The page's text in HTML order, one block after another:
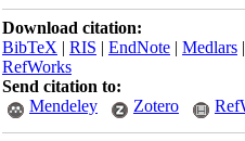
Download citation:
BibTeX|RIS|EndNote|
RefWorks
Send citation to:
Mendeley
Zotero